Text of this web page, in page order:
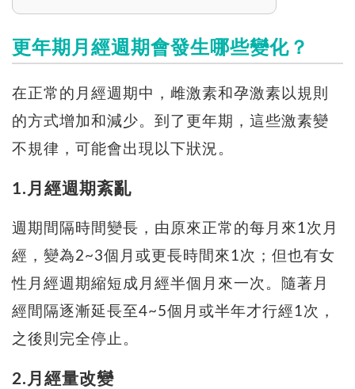
更年期月經週期會發生哪些變化？
在正常的月經週期中，雌激素和孕激素以規則
的方式增加和減少。到了更年期，這些激素變
不規律，可能會出現以下狀況。
1.月經週期紊亂
週期間隔時間變長，由原來正常的每月來1次月
經，變為2~3個月或更長時間來1次；但也有女
性月經週期縮短成月經半個月來一次。隨著月
經間隔逐漸延長至4~5個月或半年才行經1次，
之後則完全停止。
2.月經量改變